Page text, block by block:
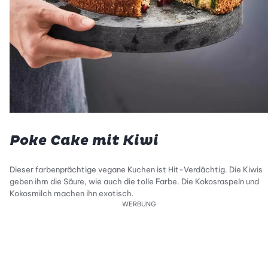
Poke Cake mit Kiwi
Dieser farbenprächtige vegane Kuchen ist Hit-Verdächtig. Die Kiwis
geben ihm die Säure, wie auch die tolle Farbe. Die Kokosraspeln und
Kokosmilch machen ihn exotisch.
WERBUNG